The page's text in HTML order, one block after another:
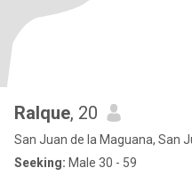
Ralque, 20
San Juan de la Maguana, San
Seeking: Male 30 - 59